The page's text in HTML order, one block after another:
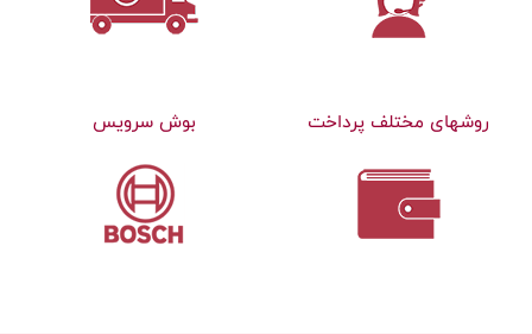
روشهای مختلف پرداخت بوش سرویس